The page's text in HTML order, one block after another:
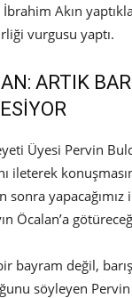
Akın
vurgusu yaptı.
ARTIK
Üyesi Pervin
ileterek
sonra
Öcalan’a
bayram değil,
söyleyen Pervin